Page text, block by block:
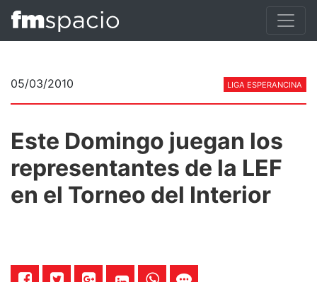
05/03/2010 LIGA ESPERANCINA
Este Domingo juegan los
representantes de la LEF
en el Torneo del Interior